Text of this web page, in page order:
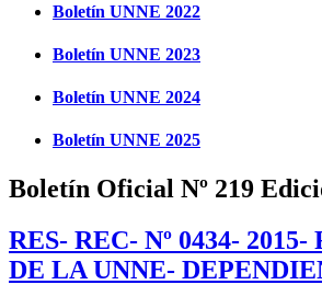
Boletín UNNE 2022
Boletín UNNE 2023
Boletín UNNE 2024
Boletín UNNE 2025
Boletín Oficial Nº 219
RES- REC- Nº 0434-
DE LA UNNE-